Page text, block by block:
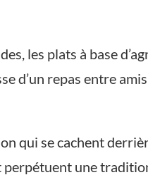
les plats à base
d’un repas entre
qui se cachent
perpétuent une